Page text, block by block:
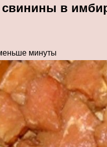
свинины в
минуты